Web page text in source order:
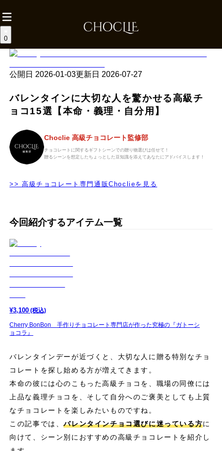
0
公開日 2026-01-03更新日 2026-07-27
バレンタインに大切な人を驚かせる高級チ
ョコ15選【本命・義理・自分用】
Choclie 高級チョコレート監修部
チョコレートに関するギフトシーンでの贈り物選びは任せて！
贈るシーンを想定したちょっとした豆知識を添えてあなたにアドバイスします！
>> 高級チョコレート専門通販Choclieを見る
今回紹介するアイテム一覧
¥3,100 (税込)
Cherry BonBon 手作りチョコレート専門店が作った究極の『ガトーシ
ョコラ』
バレンタインデーが近づくと、大切な人に贈る特別なチョ
コレートを探し始める方が増えてきます。
本命の彼には心のこもった高級チョコを、職場の同僚には
上品な義理チョコを、そして自分へのご褒美としても上質
なチョコレートを楽しみたいものですね。
この記事では、バレンタインチョコ選びに迷っている方に
向けて、シーン別におすすめの高級チョコレートを紹介し